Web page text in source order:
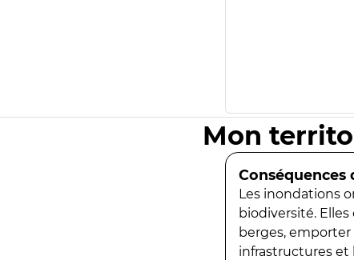
Mon
Conséquences
Les inondations
biodiversité.
berges,
infrastructures et